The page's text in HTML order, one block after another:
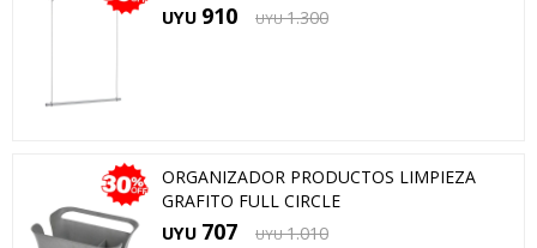
UYU 910 UYU 1.300
ORGANIZADOR PRODUCTOS LIMPIEZA
GRAFITO FULL CIRCLE
UYU 707 UYU 1.010